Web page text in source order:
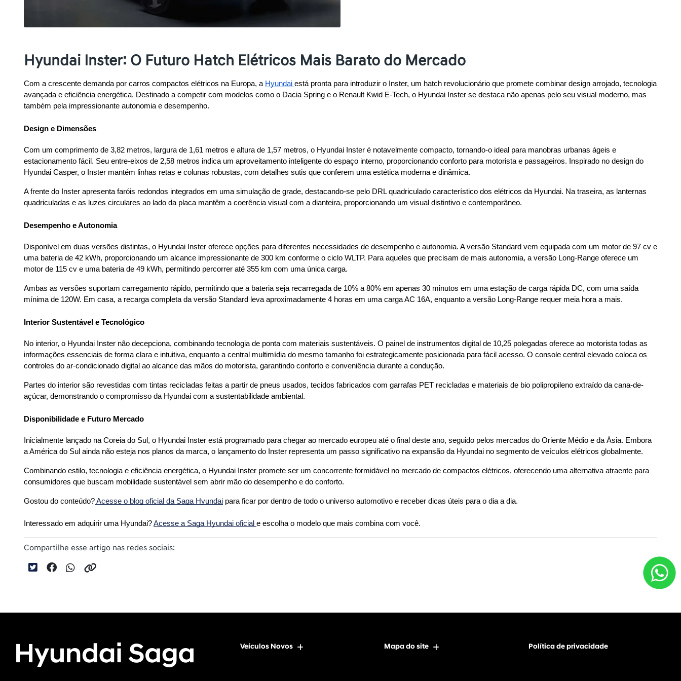
Hyundai Inster: O Futuro Hatch Elétricos Mais Barato do Mercado
Com a crescente demanda por carros compactos elétricos na Europa, a Hyundai está pronta para introduzir o Inster, um hatch revolucionário que promete combinar design arrojado, tecnologia
avançada e eficiência energética. Destinado a competir com modelos como o Dacia Spring e o Renault Kwid E-Tech, o Hyundai Inster se destaca não apenas pelo seu visual moderno, mas
também pela impressionante autonomia e desempenho.
Design e Dimensões
Com um comprimento de 3,82 metros, largura de 1,61 metros e altura de 1,57 metros, o Hyundai Inster é notavelmente compacto, tornando-o ideal para manobras urbanas ágeis e
estacionamento fácil. Seu entre-eixos de 2,58 metros indica um aproveitamento inteligente do espaço interno, proporcionando conforto para motorista e passageiros. Inspirado no design do
Hyundai Casper, o Inster mantém linhas retas e colunas robustas, com detalhes sutis que conferem uma estética moderna e dinâmica.
A frente do Inster apresenta faróis redondos integrados em uma simulação de grade, destacando-se pelo DRL quadriculado característico dos elétricos da Hyundai. Na traseira, as lanternas
quadriculadas e as luzes circulares ao lado da placa mantêm a coerência visual com a dianteira, proporcionando um visual distintivo e contemporâneo.
Desempenho e Autonomia
Disponível em duas versões distintas, o Hyundai Inster oferece opções para diferentes necessidades de desempenho e autonomia. A versão Standard vem equipada com um motor de 97 cv e
uma bateria de 42 kWh, proporcionando um alcance impressionante de 300 km conforme o ciclo WLTP. Para aqueles que precisam de mais autonomia, a versão Long-Range oferece um
motor de 115 cv e uma bateria de 49 kWh, permitindo percorrer até 355 km com uma única carga.
Ambas as versões suportam carregamento rápido, permitindo que a bateria seja recarregada de 10% a 80% em apenas 30 minutos em uma estação de carga rápida DC, com uma saída
mínima de 120W. Em casa, a recarga completa da versão Standard leva aproximadamente 4 horas em uma carga AC 16A, enquanto a versão Long-Range requer meia hora a mais.
Interior Sustentável e Tecnológico
No interior, o Hyundai Inster não decepciona, combinando tecnologia de ponta com materiais sustentáveis. O painel de instrumentos digital de 10,25 polegadas oferece ao motorista todas as
informações essenciais de forma clara e intuitiva, enquanto a central multimídia do mesmo tamanho foi estrategicamente posicionada para fácil acesso. O console central elevado coloca os
controles do ar-condicionado digital ao alcance das mãos do motorista, garantindo conforto e conveniência durante a condução.
Partes do interior são revestidas com tintas recicladas feitas a partir de pneus usados, tecidos fabricados com garrafas PET recicladas e materiais de bio polipropileno extraído da cana-de-
açúcar, demonstrando o compromisso da Hyundai com a sustentabilidade ambiental.
Disponibilidade e Futuro Mercado
Inicialmente lançado na Coreia do Sul, o Hyundai Inster está programado para chegar ao mercado europeu até o final deste ano, seguido pelos mercados do Oriente Médio e da Ásia. Embora
a América do Sul ainda não esteja nos planos da marca, o lançamento do Inster representa um passo significativo na expansão da Hyundai no segmento de veículos elétricos globalmente.
Combinando estilo, tecnologia e eficiência energética, o Hyundai Inster promete ser um concorrente formidável no mercado de compactos elétricos, oferecendo uma alternativa atraente para
consumidores que buscam mobilidade sustentável sem abrir mão do desempenho e do conforto.
Gostou do conteúdo? Acesse o blog oficial da Saga Hyundai para ficar por dentro de todo o universo automotivo e receber dicas úteis para o dia a dia.
Interessado em adquirir uma Hyundai? Acesse a Saga Hyundai oficial e escolha o modelo que mais combina com você.
Compartilhe esse artigo nas redes sociais:
Veículos Novos Mapa do site Política de privacidade